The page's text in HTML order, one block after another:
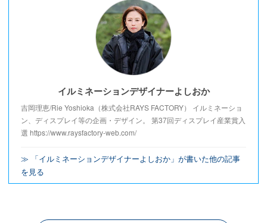
イルミネーションデザイナーよしおか
吉岡理恵/Rie Yoshioka（株式会社RAYS FACTORY） イルミネーショ
ン、ディスプレイ等の企画・デザイン。 第37回ディスプレイ産業賞入
選 https://www.raysfactory-web.com/
≫ 「イルミネーションデザイナーよしおか」が書いた他の記事
を見る